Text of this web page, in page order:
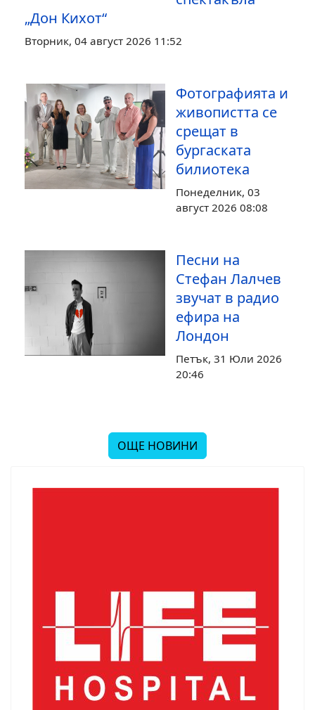
„Дон Кихот“
Вторник, 04 август 2026 11:52
Фотографията и
живопистта се
срещат в
бургаската
билиотека
Понеделник, 03
август 2026 08:08
Песни на
Стефан Лалчев
звучат в радио
ефира на
Лондон
Петък, 31 Юли 2026
20:46
ОЩЕ НОВИНИ